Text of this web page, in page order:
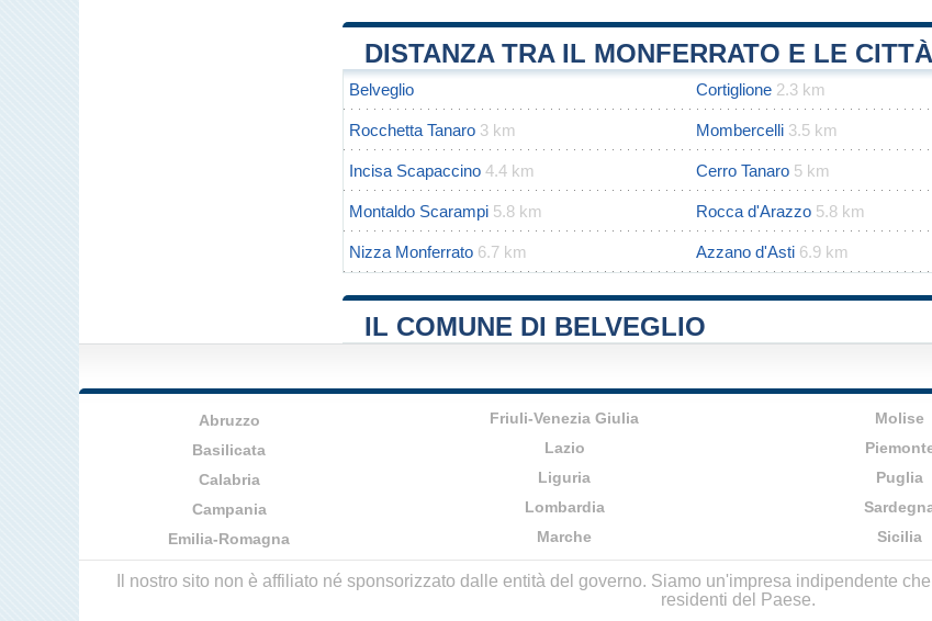
+
−
DISTANZA TRA IL MONFERRATO E LE
Belveglio Cortiglione 2.3 km
Rocchetta Tanaro 3 km Mombercelli 3.5 km
Incisa Scapaccino 4.4 km Cerro Tanaro 5 km
Montaldo Scarampi 5.8 km Rocca d'Arazzo 5.8 km
Nizza Monferrato 6.7 km Azzano d'Asti 6.9 km
IL COMUNE DI BELVEGLIO
Abruzzo
Basilicata
Calabria
Campania
Emilia-Romagna
Friuli-Venezia Giulia
Lazio
Liguria
Lombardia
Marche
Molise
Puglia
Sicilia
Il nostro sito non è affiliato né sponsorizzato dalle entità del governo. Siamo un'impresa indipendente
residenti del Paese.